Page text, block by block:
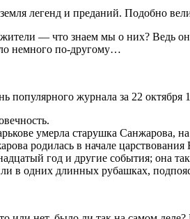
легенд и преданий. Подобно
― что знаем мы о них? Ведь
немного по-другому…
популярного журнала за 22
умерла старушка Санжарова,
родилась в начале
год и другие события; она
в одних длинных рубашках,